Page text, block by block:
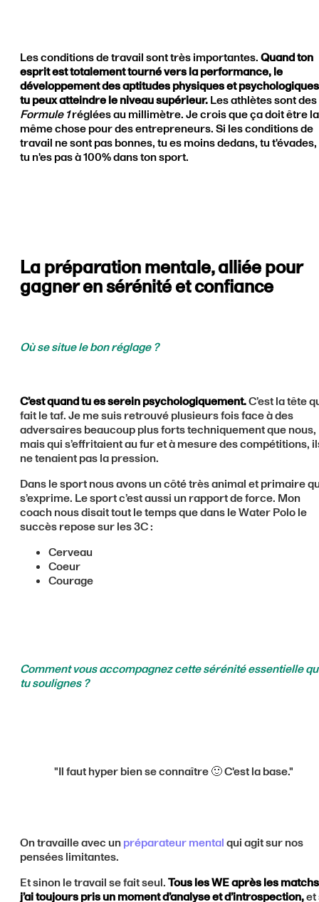
Les conditions de travail sont très importantes.Quand ton
esprit est totalement tourné vers la performance, le
développement des aptitudes physiques et
tu peux atteindre le niveau supérieur.Les athlètes sont des
Formule 1réglées au millimètre. Je crois que ça doit être la
même chose pour des entrepreneurs. Si les conditions de
travail ne sont pas bonnes, tu es moins dedans, tu t'évades,
tu n'es pas à 100% dans ton sport.
La préparation mentale, alliée pour
gagner en sérénité et confiance
Où se situe le bon réglage ?
C’est quand tu es serein psychologiquement.C’est la tête
fait le taf. Je me suis retrouvé plusieurs fois face à des
adversaires beaucoup plus forts techniquement que nous,
mais qui s’effritaient au fur et à mesure des compétitions,
ne tenaient pas la pression.
Dans le sport nous avons un côté très animal et primaire
s’exprime. Le sport c’est aussi un rapport de force. Mon
coach nous disait tout le temps que dans le Water Polo le
succès repose sur les 3C :
Cerveau
Coeur
Courage
Comment vous accompagnez cette sérénité essentielle
tu soulignes ?
"Il faut hyper bien se connaître 🙂 C'est la base."
On travaille avec unpréparateur mentalqui agit sur nos
pensées limitantes.
Et sinon le travail se fait seul.Tous les WE après les
j’ai toujours pris un moment d’analyse et d’introspection,et